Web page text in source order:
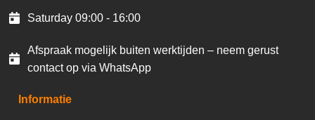
Saturday 09:00 - 16:00
Afspraak mogelijk buiten werktijden – neem gerust
contact op via WhatsApp
Informatie